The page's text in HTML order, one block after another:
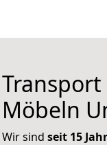
Möbeln
Wir sind seit 15